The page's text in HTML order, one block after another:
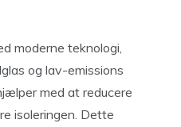
moderne teknologi,
og lav-emissions
med at reducere
isoleringen. Dette